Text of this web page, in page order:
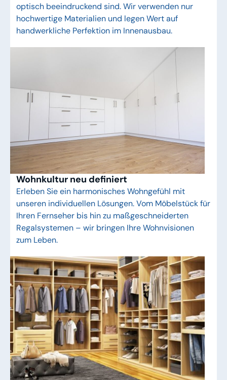
optisch beeindruckend sind. Wir verwenden nur
hochwertige Materialien und legen Wert auf
handwerkliche Perfektion im Innenausbau.
Wohnkultur neu definiert
Erleben Sie ein harmonisches Wohngefühl mit
unseren individuellen Lösungen. Vom Möbelstück für
Ihren Fernseher bis hin zu maßgeschneiderten
Regalsystemen – wir bringen Ihre Wohnvisionen
zum Leben.